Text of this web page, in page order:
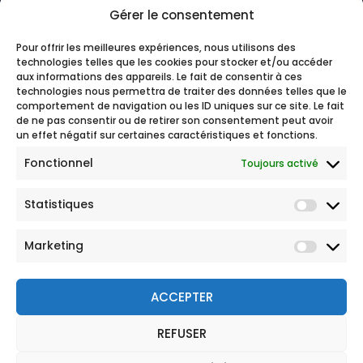
Gérer le consentement
Pour offrir les meilleures expériences, nous utilisons des
technologies telles que les cookies pour stocker et/ou accéder
aux informations des appareils. Le fait de consentir à ces
technologies nous permettra de traiter des données telles que le
comportement de navigation ou les ID uniques sur ce site. Le fait
de ne pas consentir ou de retirer son consentement peut avoir
un effet négatif sur certaines caractéristiques et fonctions.
Fonctionnel Toujours activé
Statistiques
Marketing
ACCEPTER
REFUSER